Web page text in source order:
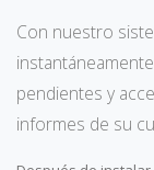
Con nuestro
pendientes y
informes de su